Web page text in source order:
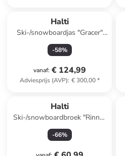
Halti
Ski-/snowboardjas "Gracer"
blauw
-58%
vanaf: € 124,99
Adviesprijs (AVP): € 300,00*
Halti
Ski-/snowboardbroek "Rinne"
zwart
-66%